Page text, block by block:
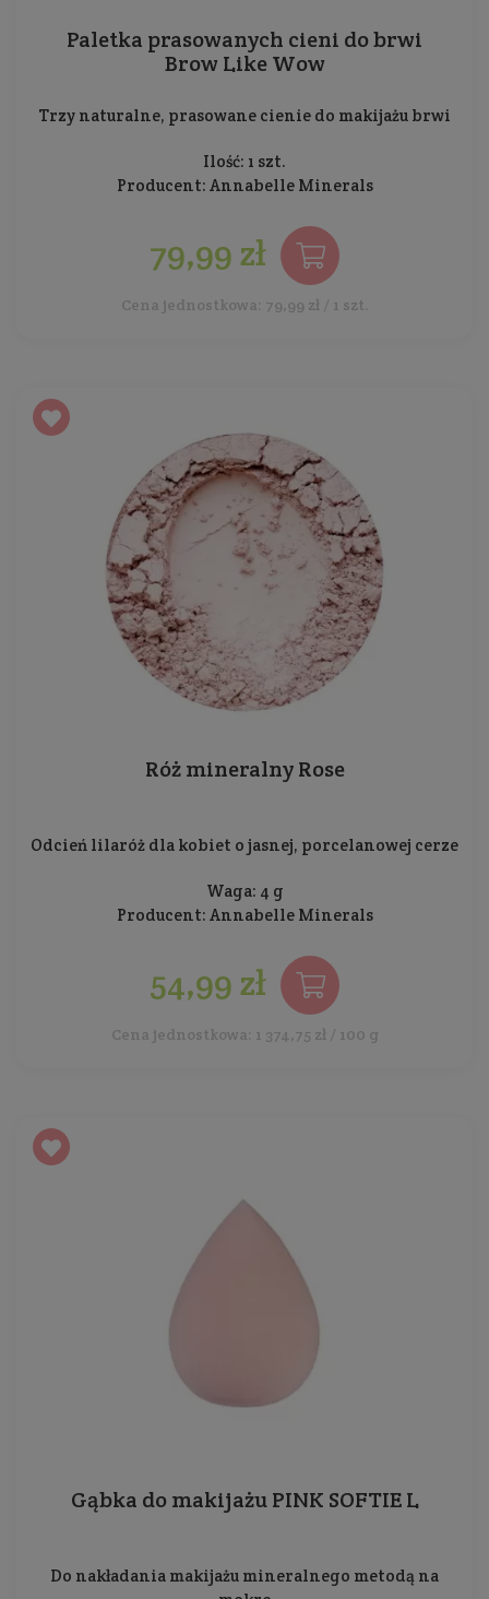
Paletka prasowanych cieni do brwi
Brow Like Wow
Trzy naturalne, prasowane cienie do makijażu brwi
Ilość: 1 szt.
Producent: Annabelle Minerals
79,99 zł
Cena jednostkowa: 79,99 zł / 1 szt.
Róż mineralny Rose
Odcień lilaróż dla kobiet o jasnej, porcelanowej cerze
Waga: 4 g
Producent: Annabelle Minerals
54,99 zł
Cena jednostkowa: 1 374,75 zł / 100 g
Gąbka do makijażu PINK SOFTIE L
Do nakładania makijażu mineralnego metodą na